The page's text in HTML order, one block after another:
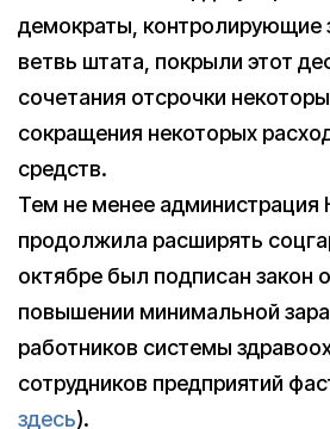
демократы, контролирующие
ветвь штата, покрыли этот
сочетания отсрочки
сокращения некоторых
средств.
Тем не менее
продолжила расширять
октябре был подписан закон
повышении минимальной
работников системы
сотрудников предприятий
здесь).